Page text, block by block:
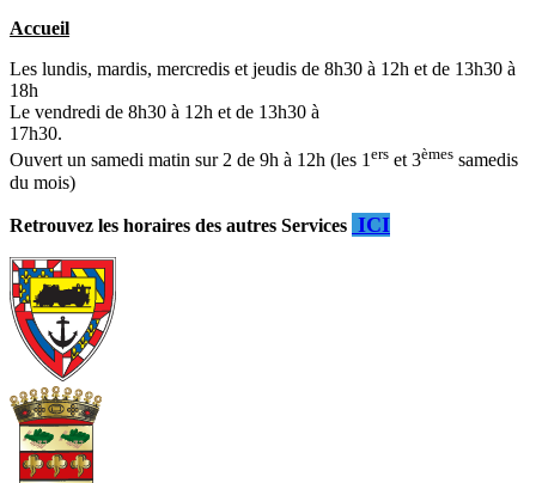
Accueil
Les lundis, mardis, mercredis et jeudis de 8h30 à 12h et de 13h30 à
18h
Le vendredi de 8h30 à 12h et de 13h30 à
17h30.
Ouvert un samedi matin sur 2 de 9h à 12h (les 1ers et 3èmes samedis
du mois)
Retrouvez les horaires des autres Services ICI